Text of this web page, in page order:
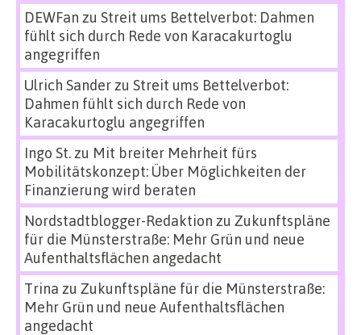
DEWFan zu Streit ums Bettelverbot: Dahmen
fühlt sich durch Rede von Karacakurtoglu
angegriffen
Ulrich Sanderzu Streit ums Bettelverbot:
Dahmen fühlt sich durch Rede von
Karacakurtoglu angegriffen
Ingo St.zu Mit breiter Mehrheit fürs
Mobilitätskonzept: Über Möglichkeiten der
Finanzierung wird beraten
Nordstadtblogger-Redaktion zu Zukunftspläne
für die Münsterstraße: Mehr Grün und neue
Aufenthaltsflächen angedacht
Trina zu Zukunftspläne für die Münsterstraße:
Mehr Grün und neue Aufenthaltsflächen
angedacht